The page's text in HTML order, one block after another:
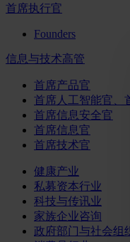
首席执行官
Founders
信息与技术高管
首席产品官
首席人工智能官、
首席信息安全官
首席信息官
首席技术官
健康产业
私募资本行业
科技与传讯业
家族企业咨询
政府部门与社会组